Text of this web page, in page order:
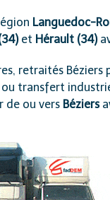
Languedoc-
et Hérault (34)
retraités
transfert
de ou vers Béziers